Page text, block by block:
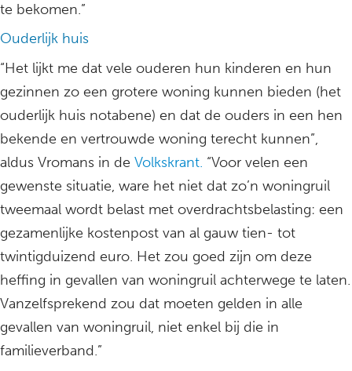
te bekomen.”
Ouderlijk huis
“Het lijkt me dat vele ouderen hun kinderen en hun
gezinnen zo een grotere woning kunnen bieden (het
ouderlijk huis notabene) en dat de ouders in een hen
bekende en vertrouwde woning terecht kunnen”,
aldus Vromans in de Volkskrant. “Voor velen een
gewenste situatie, ware het niet dat zo’n woningruil
tweemaal wordt belast met overdrachtsbelasting: een
gezamenlijke kostenpost van al gauw tien- tot
twintigduizend euro. Het zou goed zijn om deze
heffing in gevallen van woningruil achterwege te laten.
Vanzelfsprekend zou dat moeten gelden in alle
gevallen van woningruil, niet enkel bij die in
familieverband.”